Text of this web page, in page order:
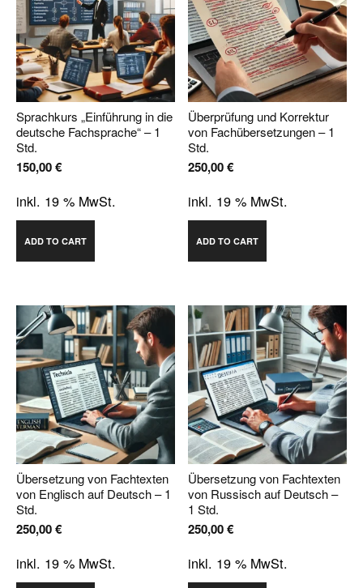
Sprachkurs „Einführung in die
deutsche Fachsprache“ – 1
Std.
150,00€
inkl. 19 % MwSt.
ADD TO CART
Überprüfung und Korrektur
von Fachübersetzungen – 1
Std.
250,00€
inkl. 19 % MwSt.
ADD TO CART
Übersetzung von Fachtexten
von Englisch auf Deutsch – 1
Std.
250,00€
inkl. 19 % MwSt.
Übersetzung von Fachtexten
von Russisch auf Deutsch –
1 Std.
250,00€
inkl. 19 % MwSt.